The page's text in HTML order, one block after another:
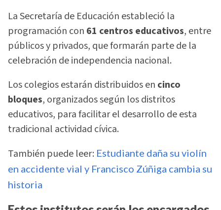
La Secretaría de Educación estableció la
programación con 61 centros educativos, entre
públicos y privados, que formarán parte de la
celebración de independencia nacional.
Los colegios estarán distribuidos en cinco
bloques, organizados según los distritos
educativos, para facilitar el desarrollo de esta
tradicional actividad cívica.
También puede leer: Estudiante daña su violín
en accidente vial y Francisco Zúñiga cambia su
historia